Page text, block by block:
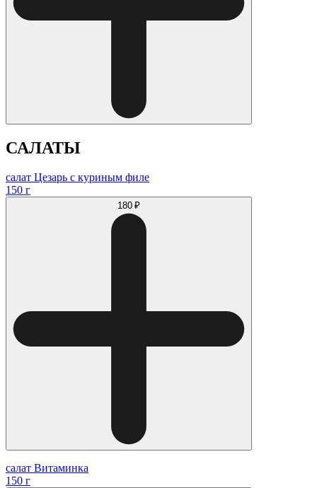
САЛАТЫ
салат Цезарь с куриным филе
150 г
180 ₽
салат Витаминка
150 г